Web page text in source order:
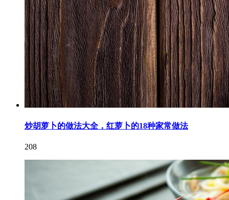
炒胡萝卜的做法大全，红萝卜的18种家常做法
208